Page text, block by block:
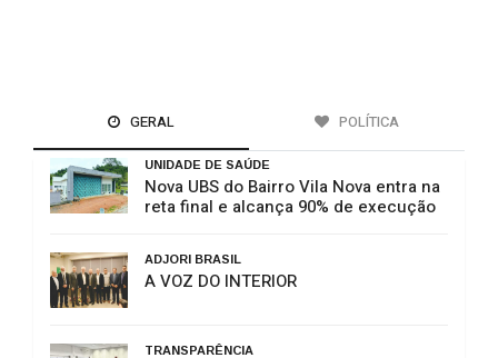
GERAL POLÍTICA
UNIDADE DE SAÚDE
Nova UBS do Bairro Vila Nova entra na
reta final e alcança 90% de execução
ADJORI BRASIL
A VOZ DO INTERIOR
TRANSPARÊNCIA